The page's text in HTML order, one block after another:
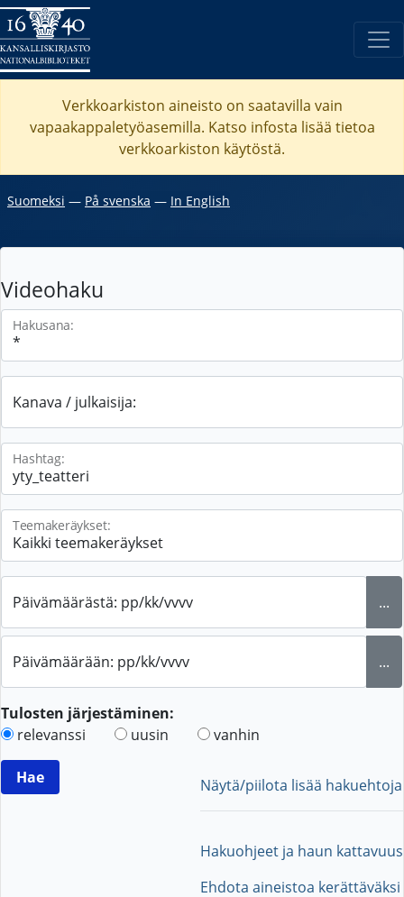
Verkkoarkiston aineisto on saatavilla vain
vapaakappaletyöasemilla. Katso infosta lisää tietoa
verkkoarkiston käytöstä.
Suomeksi ― På svenska ― In English
Videohaku
Hakusana:
Kanava / julkaisija:
Hashtag:
Teemakeräykset:
Päivämäärästä: pp/kk/vvvv ...
Päivämäärään: pp/kk/vvvv ...
Tulosten järjestäminen:
relevanssi
uusin vanhin
Näytä/piilota lisää hakuehtoja
Hakuohjeet ja haun kattavuus
Ehdota aineistoa kerättäväksi